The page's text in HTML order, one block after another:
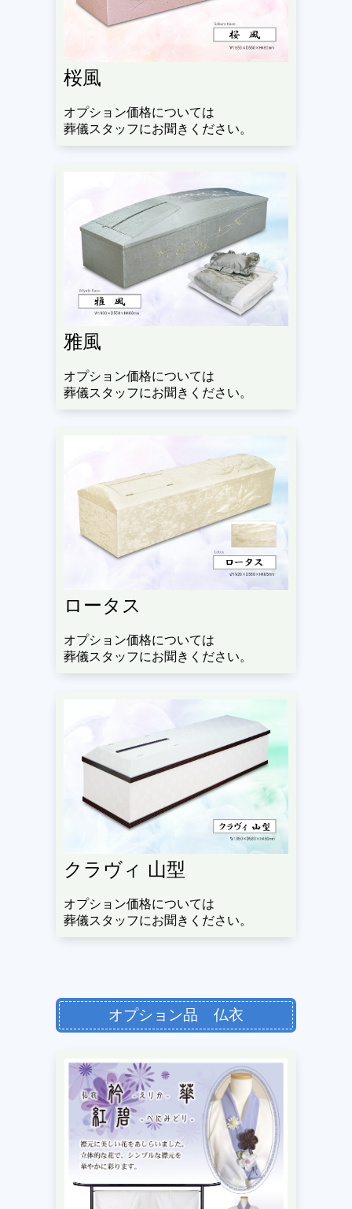
桜風
オプション価格については
葬儀スタッフにお聞きください。
雅風
オプション価格については
葬儀スタッフにお聞きください。
ロータス
オプション価格については
葬儀スタッフにお聞きください。
クラヴィ 山型
オプション価格については
葬儀スタッフにお聞きください。
オプション品 仏衣